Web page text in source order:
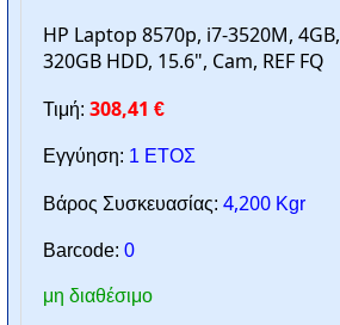
HP Laptop 8570p, i7-3520M, 4GB,
320GB HDD, 15.6", Cam, REF FQ
Τιμή: 308,41 €
Εγγύηση: 1 ΕΤΟΣ
Βάρος Συσκευασίας: 4,200 Kgr
Barcode: 0
μη διαθέσιμο